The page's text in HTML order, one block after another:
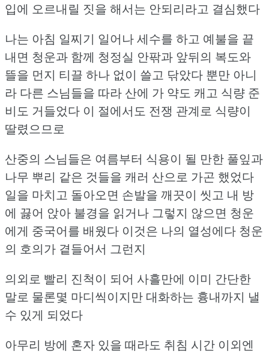
입에 오르내릴 짓을 해서는 안되리라고 결심했다
나는 아침 일찌기 일어나 세수를 하고 예불을 끝
내면 청운과 함께 청정실 안팎과 앞뒤의 복도와
뜰을 먼지 티끌 하나 없이 쓸고 닦았다 뿐만 아니
라 다른 스님들을 따라 산에 가 약도 캐고 식량 준
비도 거들었다 이 절에서도 전쟁 관계로 식량이
딸렸으므로
산중의 스님들은 여름부터 식용이 될 만한 풀잎과
나무 뿌리 같은 것들을 캐러 산으로 가곤 했었다
일을 마치고 돌아오면 손발을 깨끗이 씻고 내 방
에 끓어 앉아 불경을 읽거나 그렇지 않으면 청운
에게 중국어를 배웠다 이것은 나의 열성에다 청운
의 호의가 곁들어서 그런지
의외로 빨리 진척이 되어 사흘만에 이미 간단한
말로 물론몇 마디씩이지만 대화하는 흉내까지 낼
수 있게 되었다
아무리 방에 혼자 있을 때라도 취침 시간 이외엔